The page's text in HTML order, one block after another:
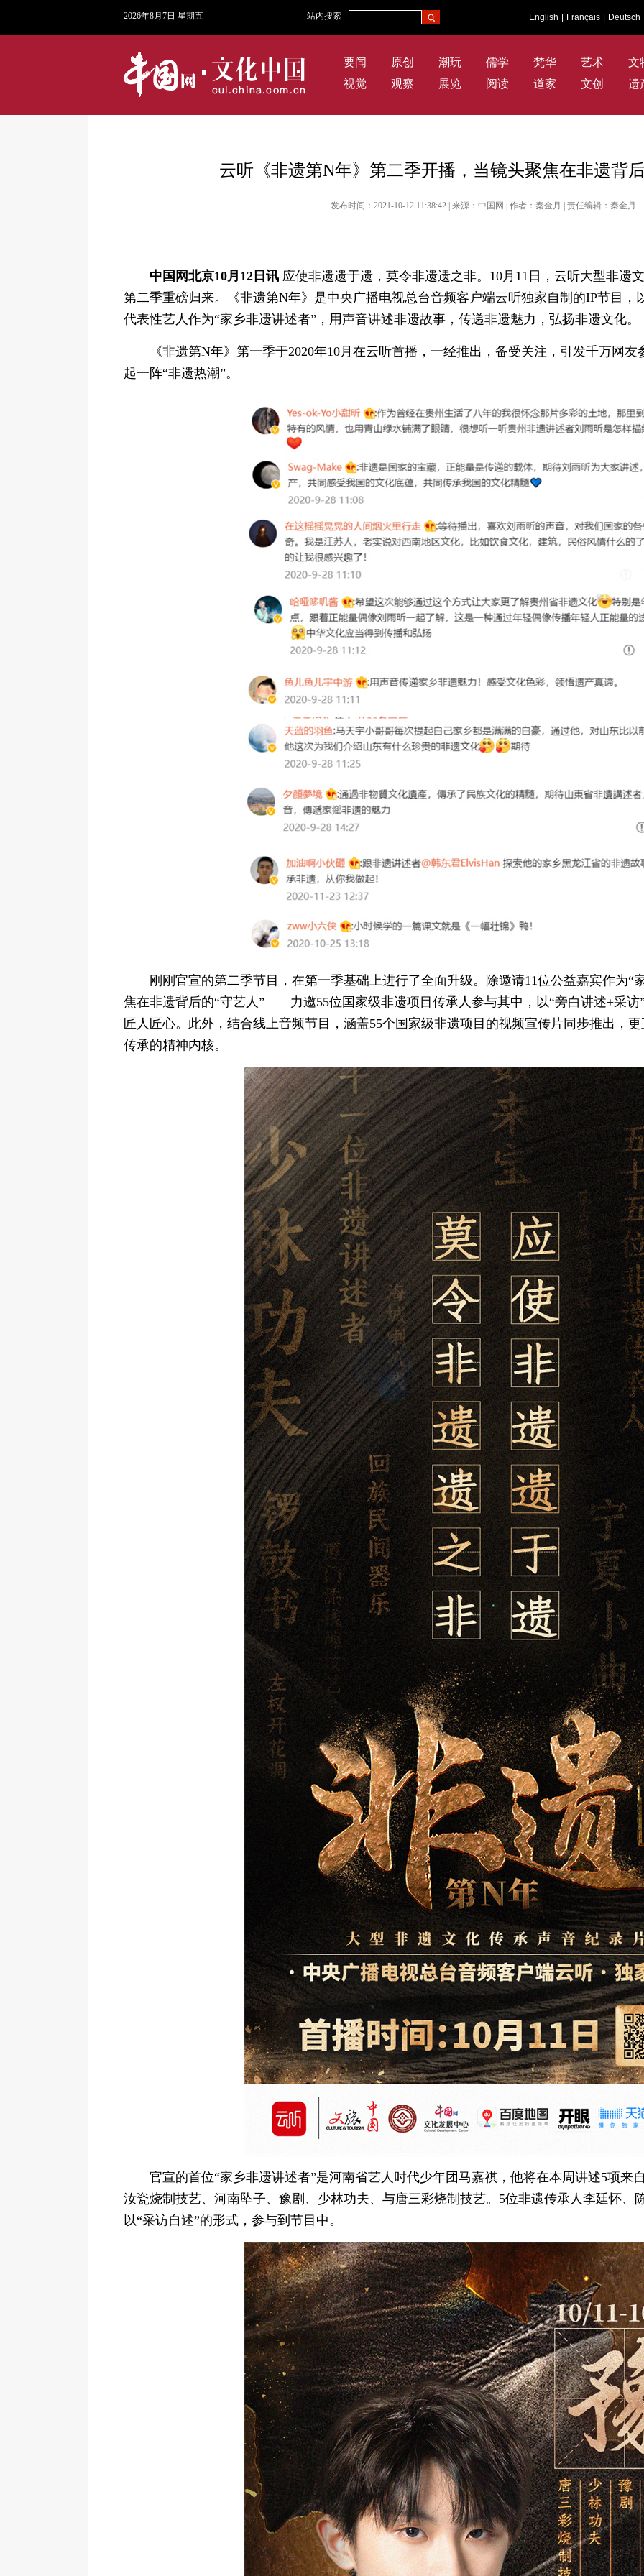
2026年8月7日 星期五 站内搜索 English Français Deutsch
要闻 原创 潮玩 儒学 梵华 艺术
文
视觉
观察 展览 阅读 道家 文创 遗
云听《非遗第N年》第二季开播，当镜头聚焦在非遗背
发布时间：2021-10-12 11:38:42 | 来源：中国网 | 作者：秦金月 | 责任编辑：秦金月
中国网北京10月12日讯 应使非遗遗于遗，莫令非遗遗之非。10月11日，云听大型非遗
第二季重磅归来。《非遗第N年》是中央广播电视总台音频客户端云听独家自制的IP节目，
代表性艺人作为“家乡非遗讲述者”，用声音讲述非遗故事，传递非遗魅力，弘扬非遗文化。
《非遗第N年》第一季于2020年10月在云听首播，一经推出，备受关注，引发千万网
起一阵“非遗热潮”。
刚刚官宣的第二季节目，在第一季基础上进行了全面升级。除邀请11位公益嘉宾作为“
焦在非遗背后的“守艺人”——力邀55位国家级非遗项目传承人参与其中，以“旁白讲述+采
匠人匠心。此外，结合线上音频节目，涵盖55个国家级非遗项目的视频宣传片同步推出，
传承的精神内核。
官宣的首位“家乡非遗讲述者”是河南省艺人时代少年团马嘉祺，他将在本周讲述5项来
汝瓷烧制技艺、河南坠子、豫剧、少林功夫、与唐三彩烧制技艺。5位非遗传承人李廷怀、
以“采访自述”的形式，参与到节目中。